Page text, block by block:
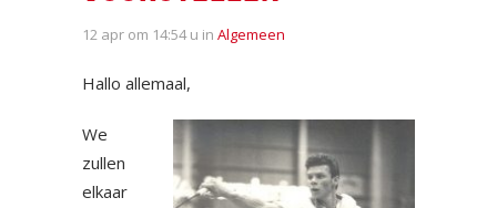
12 apr om 14:54 u in Algemeen
Hallo allemaal,
We
zullen
elkaar